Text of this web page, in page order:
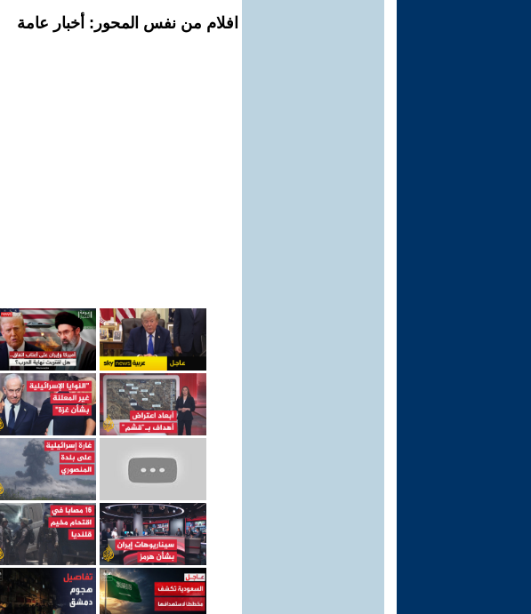
افلام من نفس المحور: أخبار عامة